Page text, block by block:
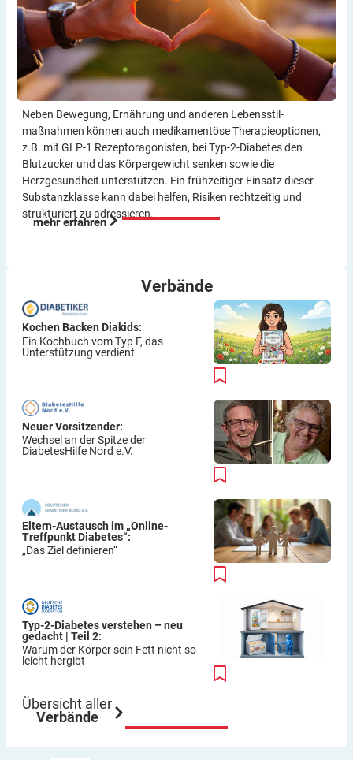
Neben Bewegung, Ernährung und anderen Lebensstil­
maßnahmen können auch medikamentöse Therapie­optionen,
z.B. mit GLP-1 Rezeptor­agonisten, bei Typ-2-Diabetes den
Blutzucker und das Körper­gewicht senken sowie die
Herzgesundheit unterstützen. Ein frühzeitiger Einsatz dieser
Substanzklasse kann dabei helfen, Risiken rechtzeitig und
strukturiert zu adressieren.
mehr erfahren
Verbände
Kochen Backen Diakids:
Ein Kochbuch vom Typ F, das
Unterstützung verdient
Neuer Vorsitzender:
Wechsel an der Spitze der
DiabetesHilfe Nord e.V.
Eltern-Austausch im „Online-
Treffpunkt Diabetes“:
„Das Ziel definieren“
Typ-2-Diabetes verstehen – neu
gedacht | Teil 2:
Warum der Körper sein Fett nicht so
leicht hergibt
Übersicht aller
Verbände